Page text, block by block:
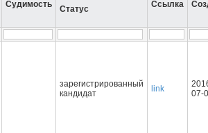
Судимость Статус Ссылка
зарегистрированный
кандидат
link
07-